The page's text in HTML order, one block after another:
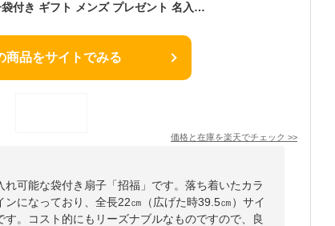
扇子 男性用 招福 扇子袋付き ギフト メンズ プレゼント 名入れ可 敬老の日 父の日
商品をサイトでみる
価格と在庫を楽天でチェック >>
可能な袋付き扇子「招福」です。落ち着いたカラ
になっており、全長22㎝（広げた時39.5㎝）サイ
。コスト的にもリーズナブルなものですので、良